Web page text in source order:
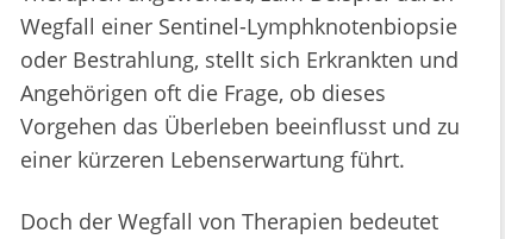
Wegfall einer Sentinel-Lymphknotenbiopsie
oder Bestrahlung, stellt sich Erkrankten und
Angehörigen oft die Frage, ob dieses
Vorgehen das Überleben beeinflusst und zu
einer kürzeren Lebenserwartung führt.
Doch der Wegfall von Therapien bedeutet